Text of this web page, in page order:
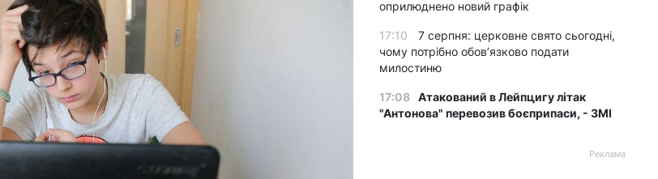
оприлюднено новий графік
17:10
7 серпня: церковне свято сьогодні,
чому потрібно обов’язково подати
милостиню
17:08 Атакований в Лейпцигу літак
"Антонова" перевозив боєприпаси, - ЗМІ
Реклама